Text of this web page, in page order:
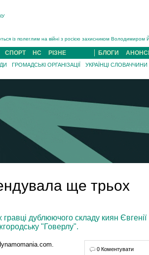
із полеглим на війні з росією захисником Володимиром
із захисником Богданом Югасом, який два
захисника із Нанкова на Хустщині Юліана Гербея (ФОТО)[/
з Виноградова Ігнат Роздяловський (ФОТО)...
ДТП за участі трьох авто постраждали 13 людей (ФОТО)...
ТЦК на Закарпатті судитимуть за обвинувачен...
СПОРТ НС РІЗНЕ БЛОГИ
ГРОМАДСЬКІ ОРГАНІЗАЦІЇ УКРАЇНЦІ СЛОВАЧЧИНИ
ще трьох
дублюючого складу киян Євгенії
"Говерлу".
0 Коментувати